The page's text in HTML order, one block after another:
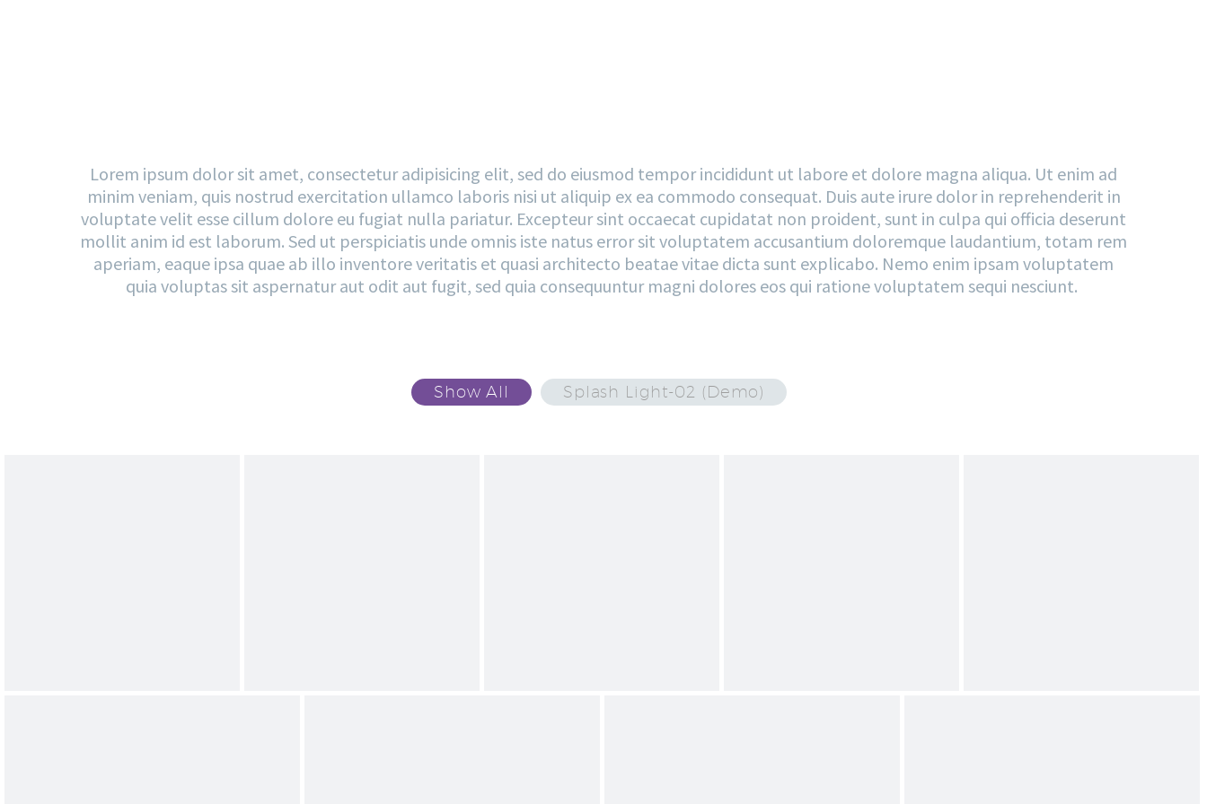
Lorem ipsum dolor sit amet, consectetur adipisicing elit, sed do eiusmod tempor incididunt ut labore et dolore magna aliqua. Ut enim ad
minim veniam, quis nostrud exercitation ullamco laboris nisi ut aliquip ex ea commodo consequat. Duis aute irure dolor in reprehenderit in
voluptate velit esse cillum dolore eu fugiat nulla pariatur. Excepteur sint occaecat cupidatat non proident, sunt in culpa qui officia deserunt
mollit anim id est laborum. Sed ut perspiciatis unde omnis iste natus error sit voluptatem accusantium doloremque laudantium, totam rem
aperiam, eaque ipsa quae ab illo inventore veritatis et quasi architecto beatae vitae dicta sunt explicabo. Nemo enim ipsam voluptatem
quia voluptas sit aspernatur aut odit aut fugit, sed quia consequuntur magni dolores eos qui ratione voluptatem sequi nesciunt.
Show All Splash Light-02 (Demo)